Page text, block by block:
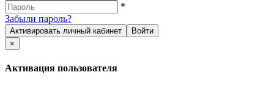
*
Забыли пароль?
Активировать личный кабинет
Войти
×
Активация пользователя